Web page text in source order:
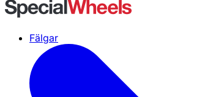
Fälgar